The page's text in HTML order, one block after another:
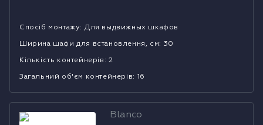
Спосіб монтажу: Для выдвижных шкафов
Ширина шафи для встановлення, см: 30
Кількість контейнерів : 2
Загальний об'єм контейнерів: 16
Система для
Blanco